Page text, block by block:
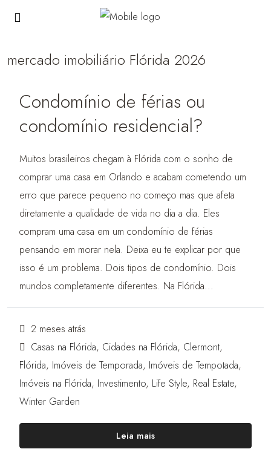
mercado imobiliário Flórida 2026
Condomínio de férias ou
condomínio residencial?
Muitos brasileiros chegam à Flórida com o sonho de
comprar uma casa em Orlando e acabam cometendo um
erro que parece pequeno no começo mas que afeta
diretamente a qualidade de vida no dia a dia. Eles
compram uma casa em um condomínio de férias
pensando em morar nela. Deixa eu te explicar por que
isso é um problema. Dois tipos de condomínio. Dois
mundos completamente diferentes. Na Flórida...
2 meses atrás
Casas na Flórida, Cidades na Flórida, Clermont,
Flórida, Imóveis de Temporada, Imóveis de Tempotada,
Imóveis na Flórida, Investimento, Life Style, Real Estate,
Winter Garden
Leia mais